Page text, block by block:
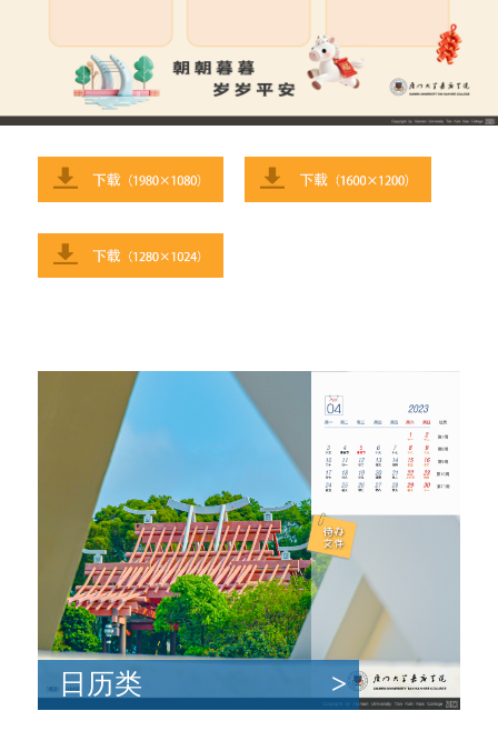
日历类 >